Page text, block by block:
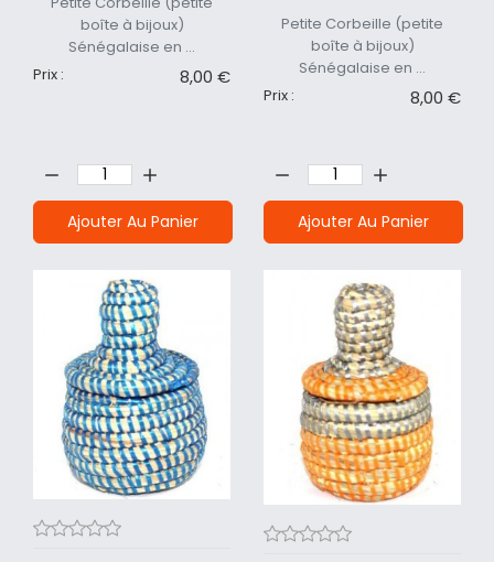
boîte à bijoux)
Sénégalaise en ...
Prix :
8,00 €
Ajouter Au Panier
Petite Corbeille (petite
boîte à bijoux)
Sénégalaise en ...
Prix :
8,00 €
Ajouter Au Panier